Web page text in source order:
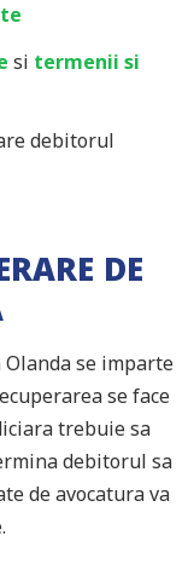
si termenii si
debitorul
DE
se imparte
se face
trebuie sa
debitorul sa
de avocatura va